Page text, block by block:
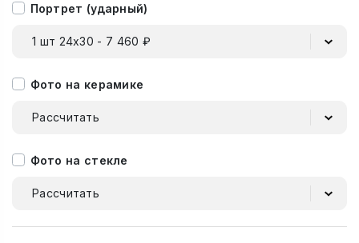
Портрет (ударный)
1 шт 24х30 - 7 460 ₽
Фото на керамике
Рассчитать
Фото на стекле
Рассчитать